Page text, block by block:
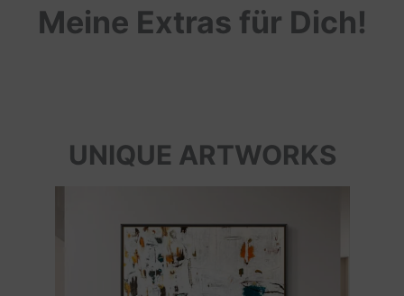
Meine Extras für Dich!
UNIQUE ARTWORKS